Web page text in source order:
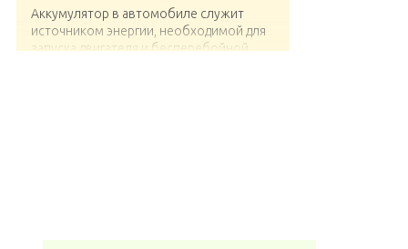
Аккумулятор в автомобиле служит
источником энергии, необходимой для
запуска двигателя и бесперебойной...